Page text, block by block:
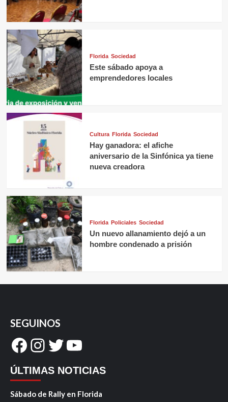
Florida Sociedad
Este sábado apoya a
emprendedores locales
Cultura Florida Sociedad
Hay ganadora: el afiche
aniversario de la Sinfónica ya tiene
nueva creadora
Florida Policiales Sociedad
Un nuevo allanamiento dejó a un
hombre condenado a prisión
SEGUINOS
Facebook
Instagram
Twitter
YouTube
ÚLTIMAS NOTICIAS
Sábado de Rally en Florida